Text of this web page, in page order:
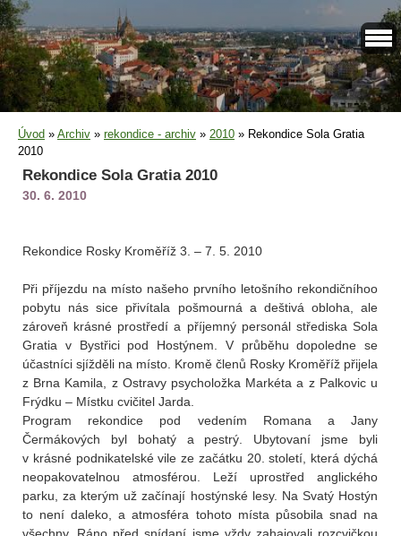
Úvod » Archiv » rekondice - archiv » 2010 » Rekondice Sola Gratia
2010
Rekondice Sola Gratia 2010
30. 6. 2010
Rekondice Rosky Kroměříž 3. – 7. 5. 2010
Při příjezdu na místo našeho prvního letošního rekondičníhoo
pobytu nás sice přivítala pošmourná a deštivá obloha, ale
zároveň krásné prostředí a příjemný personál střediska Sola
Gratia v Bystřici pod Hostýnem. V průběhu dopoledne se
účastníci sjížděli na místo. Kromě členů Rosky Kroměříž přijela
z Brna Kamila, z Ostravy psycholožka Markéta a z Palkovic u
Frýdku – Místku cvičitel Jarda.
Program rekondice pod vedením Romana a Jany
Čermákových byl bohatý a pestrý. Ubytovaní jsme byli
v krásné podnikatelské vile ze začátku 20. století, která dýchá
neopakovatelnou atmosférou. Leží uprostřed anglického
parku, za kterým už začínají hostýnské lesy. Na Svatý Hostýn
to není daleko, a atmosféra tohoto místa působila snad na